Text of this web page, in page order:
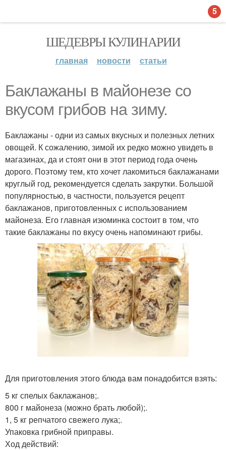
ШЕДЕВРЫ КУЛИНАРИИ
главная новости статьи
Баклажаны в майонезе со
вкусом грибов на зиму.
Баклажаны - одни из самых вкусных и полезных летних
овощей. К сожалению, зимой их редко можно увидеть в
магазинах, да и стоят они в этот период года очень
дорого. Поэтому тем, кто хочет лакомиться баклажанами
круглый год, рекомендуется сделать закрутки. Большой
популярностью, в частности, пользуется рецепт
баклажанов, приготовленных с использованием
майонеза. Его главная изюминка состоит в том, что
такие баклажаны по вкусу очень напоминают грибы.
Для приготовления этого блюда вам понадобится взять:
5 кг спелых баклажанов;.
800 г майонеза (можно брать любой);.
1, 5 кг репчатого свежего лука;.
Упаковка грибной приправы.
Ход действий:
5